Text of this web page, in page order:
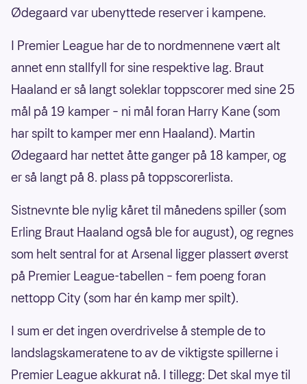
Ødegaard var ubenyttede reserver i kampene.
I Premier League har de to nordmennene vært alt
annet enn stallfyll for sine respektive lag. Braut
Haaland er så langt soleklar toppscorer med sine 25
mål på 19 kamper – ni mål foran Harry Kane (som
har spilt to kamper mer enn Haaland). Martin
Ødegaard har nettet åtte ganger på 18 kamper, og
er så langt på 8. plass på toppscorerlista.
Sistnevnte ble nylig kåret til månedens spiller (som
Erling Braut Haaland også ble for august), og regnes
som helt sentral for at Arsenal ligger plassert øverst
på Premier League-tabellen – fem poeng foran
nettopp City (som har én kamp mer spilt).
I sum er det ingen overdrivelse å stemple de to
landslagskameratene to av de viktigste spillerne i
Premier League akkurat nå. I tillegg: Det skal mye til